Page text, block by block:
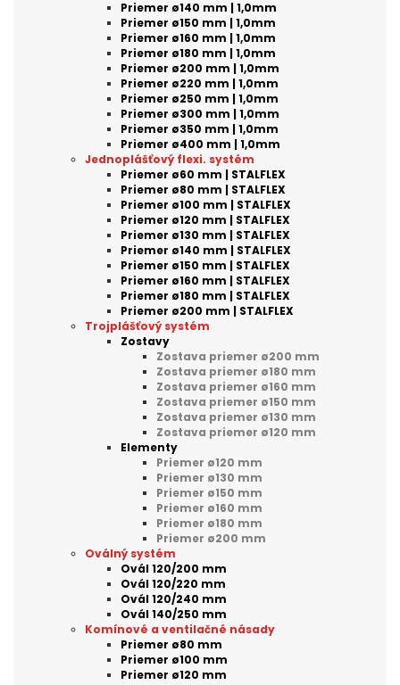
Priemer ø140 mm | 1,0mm
Priemer ø150 mm | 1,0mm
Priemer ø160 mm | 1,0mm
Priemer ø180 mm | 1,0mm
Priemer ø200 mm | 1,0mm
Priemer ø220 mm | 1,0mm
Priemer ø250 mm | 1,0mm
Priemer ø300 mm | 1,0mm
Priemer ø350 mm | 1,0mm
Priemer ø400 mm | 1,0mm
Jednoplášťový flexi. systém
Priemer ø60 mm | STALFLEX
Priemer ø80 mm | STALFLEX
Priemer ø100 mm | STALFLEX
Priemer ø120 mm | STALFLEX
Priemer ø130 mm | STALFLEX
Priemer ø140 mm | STALFLEX
Priemer ø150 mm | STALFLEX
Priemer ø160 mm | STALFLEX
Priemer ø180 mm | STALFLEX
Priemer ø200 mm | STALFLEX
Trojplášťový systém
Zostavy
Zostava priemer ø200 mm
Zostava priemer ø180 mm
Zostava priemer ø160 mm
Zostava priemer ø150 mm
Zostava priemer ø130 mm
Zostava priemer ø120 mm
Elementy
Priemer ø120 mm
Priemer ø130 mm
Priemer ø150 mm
Priemer ø160 mm
Priemer ø180 mm
Priemer ø200 mm
Oválný systém
Ovál 120/200 mm
Ovál 120/220 mm
Ovál 120/240 mm
Ovál 140/250 mm
Komínové a ventilačné násady
Priemer ø80 mm
Priemer ø100 mm
Priemer ø120 mm